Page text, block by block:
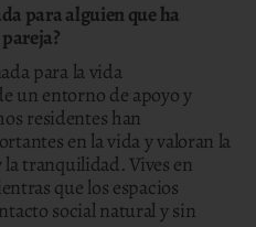
para alguien que ha
para la vida
un entorno de apoyo y
residentes han
en la vida y valoran la
tranquilidad. Vives en
que los espacios
social natural y sin